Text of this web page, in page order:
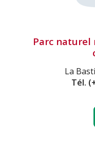
Parc naturel
La
Tél.